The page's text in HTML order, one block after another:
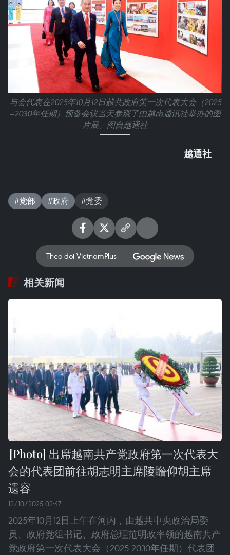
与会代表在2025年10月12日越共政府第一次代表大会（2025
—2030年任期）预备会议当天参观了由越南通讯社举办的图
片展。图自越通社
越通社
#党部 #政府 #党委
Theo dõi VietnamPlus
相关新闻
出席越南共产党政府第一次代表大
会的代表团前往胡志明主席陵瞻仰胡主席
遗容
12/10/2025 02:47
2025年10月12日上午在河内，由越共中央政治局委
员、政府党组书记、政府总理范明政率领的越南共产
党政府第一次代表大会（2025-2030年任期）代表团